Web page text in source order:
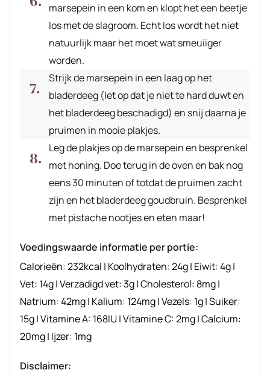
marsepein in een kom en klopt het een beetje
los met de slagroom. Echt los wordt het niet
natuurlijk maar het moet wat smeuiiger
worden.
Strijk de marsepein in een laag op het
bladerdeeg (let op dat je niet te hard duwt en
het bladerdeeg beschadigd) en snij daarna je
pruimen in mooie plakjes.
Leg de plakjes op de marsepein en besprenkel
met honing. Doe terug in de oven en bak nog
eens 30 minuten of totdat de pruimen zacht
zijn en het bladerdeeg goudbruin. Besprenkel
met pistache nootjes en eten maar!
Voedingswaarde informatie per portie:
Calorieën:232kcal | Koolhydraten:24g| Eiwit:4g|
Vet: 14g|Verzadigd vet:3g|Cholesterol: 8mg|
Natrium:42mg| Kalium: 124mg|Vezels: 1g|Suiker:
15g|Vitamine A: 168IU|Vitamine C:2mg|Calcium:
20mg| Ijzer: 1mg
Disclaimer: